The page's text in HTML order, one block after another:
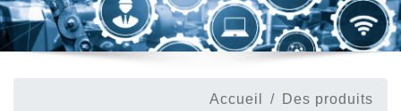
Accueil
Des produits